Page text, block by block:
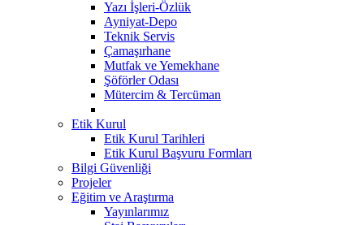
Yazı İşleri-Özlük
Ayniyat-Depo
Teknik Servis
Çamaşırhane
Mutfak ve Yemekhane
Şöförler Odası
Mütercim & Tercüman
Etik Kurul
Etik Kurul Tarihleri
Etik Kurul Başvuru Formları
Bilgi Güvenliği
Projeler
Eğitim ve Araştırma
Yayınlarımız